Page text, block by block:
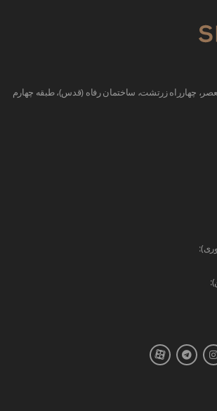
چهارراه زرتشت، ساختمان رفاه (قدس)، طبقه چهارم